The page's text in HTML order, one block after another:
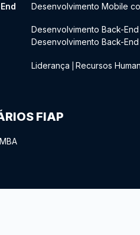
Desenvolvimento Mobile
Desenvolvimento Back-End
Desenvolvimento Back-
Liderança Recursos
FIAP
MBA